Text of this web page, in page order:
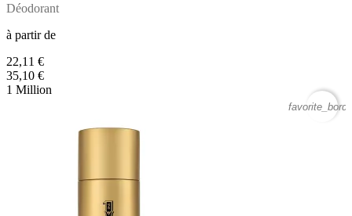
Déodorant
à partir de
22,11 €
35,10 €
1 Million